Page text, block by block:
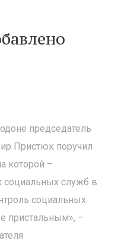
председатель
Пристюк поручил
которой –
социальных служб в
социальных
пристальным», –